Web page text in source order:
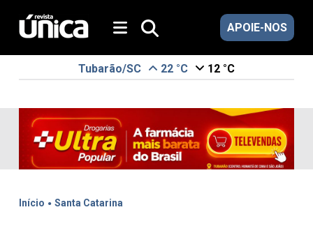
APOIE-NOS
Tubarão/SC 22 °C 12 °C
Início . Santa Catarina